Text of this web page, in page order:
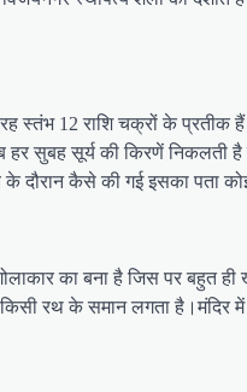
स्तंभ 12 राशि चक्रों के
सूर्य की किरणें निकलती है
दौरान कैसे की गई इसका पता
का बना है जिस पर
रथ के समान लगता